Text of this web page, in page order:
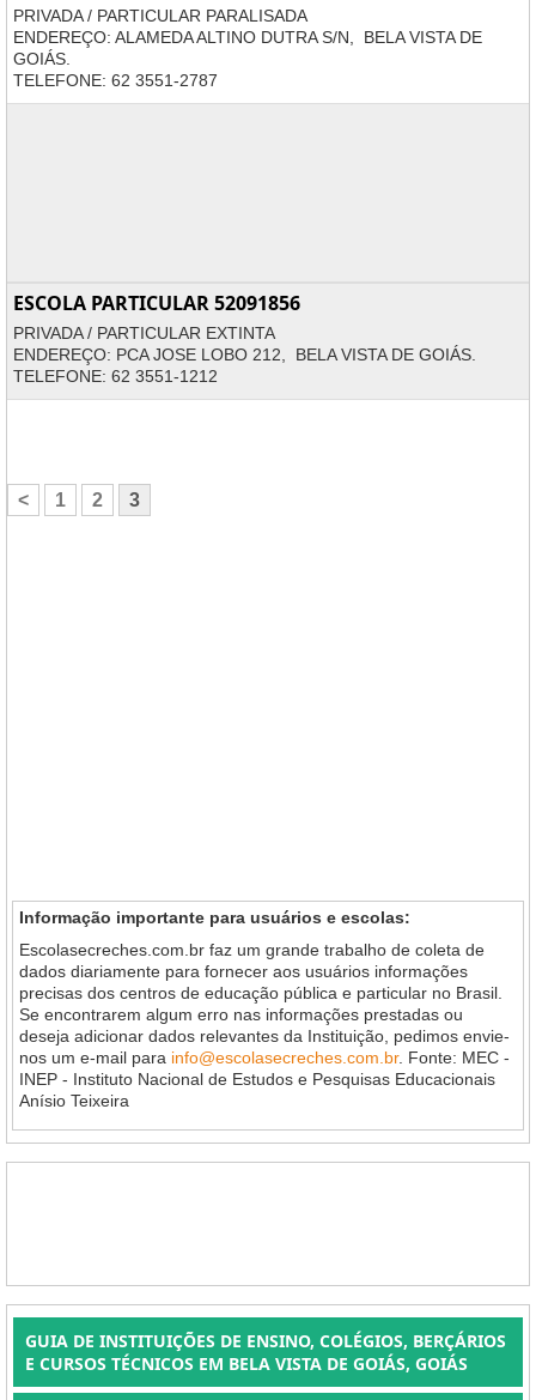
PRIVADA / PARTICULAR PARALISADA
ENDEREÇO: ALAMEDA ALTINO DUTRA S/N, BELA VISTA DE
GOIÁS.
TELEFONE: 62 3551-2787
ESCOLA PARTICULAR 52091856
PRIVADA / PARTICULAR EXTINTA
ENDEREÇO: PCA JOSE LOBO 212, BELA VISTA DE GOIÁS.
TELEFONE: 62 3551-1212
< 1 2 3
Informação importante para usuários e escolas:
Escolasecreches.com.br faz um grande trabalho de coleta de
dados diariamente para fornecer aos usuários informações
precisas dos centros de educação pública e particular no Brasil.
Se encontrarem algum erro nas informações prestadas ou
deseja adicionar dados relevantes da Instituição, pedimos envie-
nos um e-mail para info@escolasecreches.com.br. Fonte: MEC -
INEP - Instituto Nacional de Estudos e Pesquisas Educacionais
Anísio Teixeira
GUIA DE INSTITUIÇÕES DE ENSINO, COLÉGIOS, BERÇÁRIOS
E CURSOS TÉCNICOS EM BELA VISTA DE GOIÁS, GOIÁS